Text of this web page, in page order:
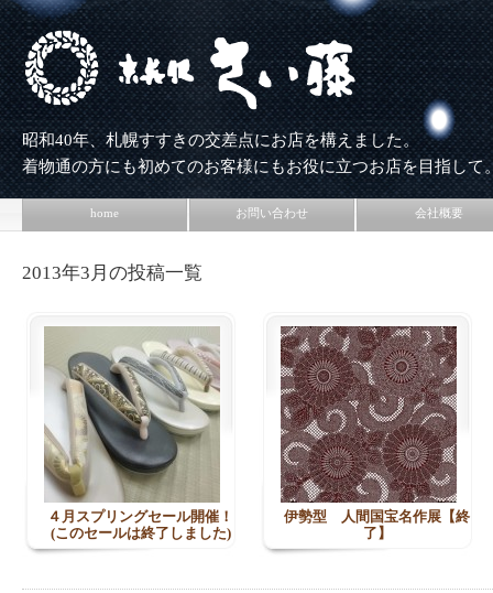
昭和40年、札幌すすきの交差点にお店を構えました。
着物通の方にも初めてのお客様にもお役に立つお店を目指して
home お問い合わせ 会社概要
2013年3月の投稿一覧
４月スプリングセール開催！
(このセールは終了しました)
伊勢型 人間国宝名作展【終
了】